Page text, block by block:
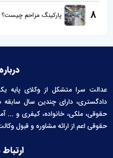
8 پارکینگ مزاحم چیست؟
عدالت سرا متشکل از وکلای پایه
دادگستری، دارای چندین سال سابقه
حقوقی، ملکی، خانواده، کیفری و ...
حقوقی اعم از ارائه مشاوره و قبول
ارتباط